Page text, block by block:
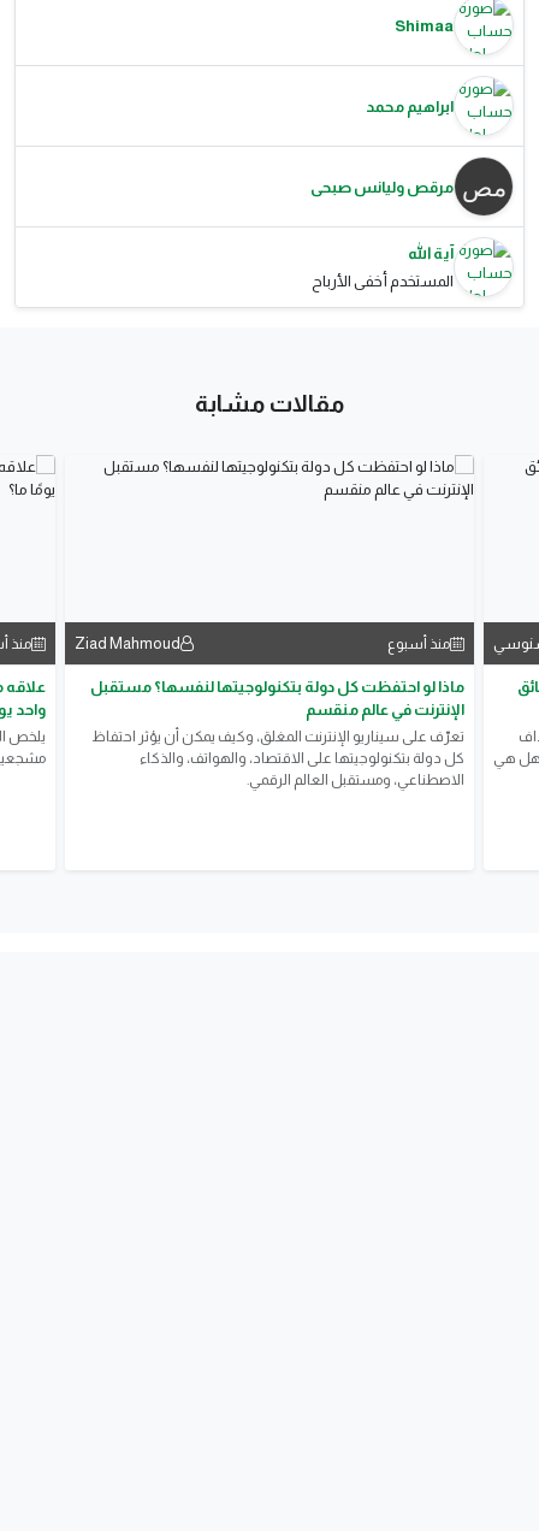
Shimaa
ابراهيم محمد
مرقص وليانس صبحى
آية الله
المستخدم أخفى الأرباح
مقالات مشابة
أهداف
فهل هي
منذ أسبوع Ziad Mahmoud
ماذا لو احتفظت كل دولة بتكنولوجيتها لنفسها؟ مستقبل
الإنترنت في عالم منقسم
تعرّف على سيناريو الإنترنت المغلق، وكيف يمكن أن يؤثر احتفاظ
كل دولة بتكنولوجيتها على الاقتصاد، والهواتف، والذكاء
الاصطناعي، ومستقبل العالم الرقمي.
منذ
واحد
يلخص